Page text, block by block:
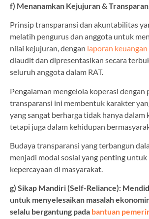
f) Menanamkan Kejujuran &
Prinsip transparansi dan akuntabilitas
melatih pengurus dan anggota untuk
nilai kejujuran, dengan laporan keuangan
diaudit dan dipresentasikan secara
seluruh anggota dalam RAT.
Pengalaman mengelola koperasi dengan
transparansi ini membentuk karakter
yang sangat berharga tidak hanya dalam
tetapi juga dalam kehidupan
Budaya transparansi yang terbangun
menjadi modal sosial yang penting untuk
kepercayaan di masyarakat.
g) Sikap Mandiri (Self-Reliance):
untuk menyelesaikan masalah
selalu bergantung pada bantuan